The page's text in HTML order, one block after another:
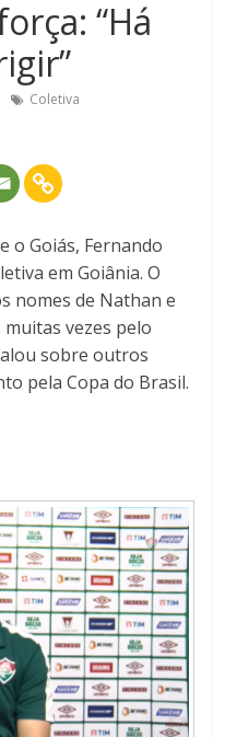
“Há
Coletiva
o Goiás, Fernando
em Goiânia. O
nomes de Nathan e
vezes pelo
sobre outros
pela Copa do Brasil.